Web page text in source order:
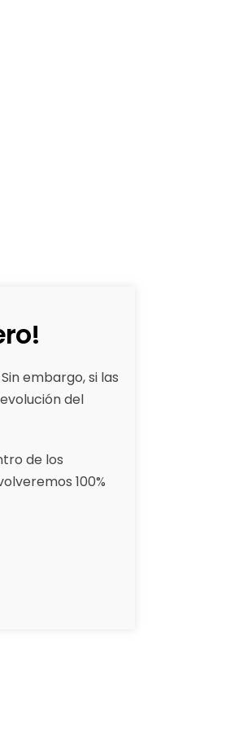
embargo, si las
del
de los
100%